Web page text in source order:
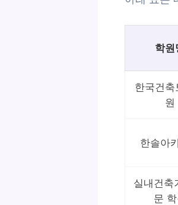
학원
한국건축
원
한솔아
실내건축
문